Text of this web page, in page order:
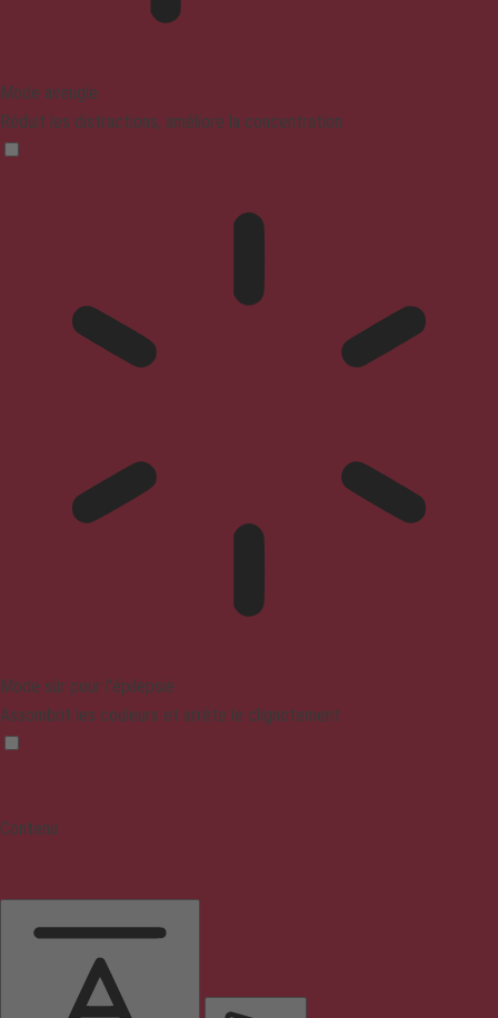
Mode aveugle
Réduit les distractions, améliore la concentration
Mode sûr pour l'épilepsie
Assombrit les couleurs et arrête le clignotement
Contenu